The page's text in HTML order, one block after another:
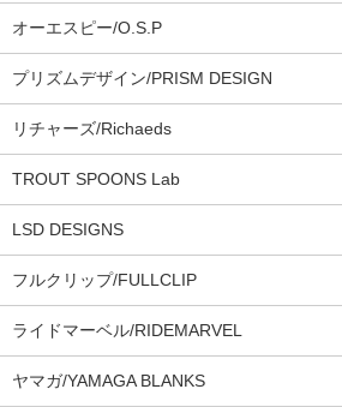
オーエスピー/O.S.P
プリズムデザイン/PRISM DESIGN
リチャーズ/Richaeds
TROUT SPOONS Lab
LSD DESIGNS
フルクリップ/FULLCLIP
ライドマーベル/RIDEMARVEL
ヤマガ/YAMAGA BLANKS